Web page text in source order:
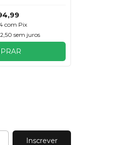
com Pix
sem juros